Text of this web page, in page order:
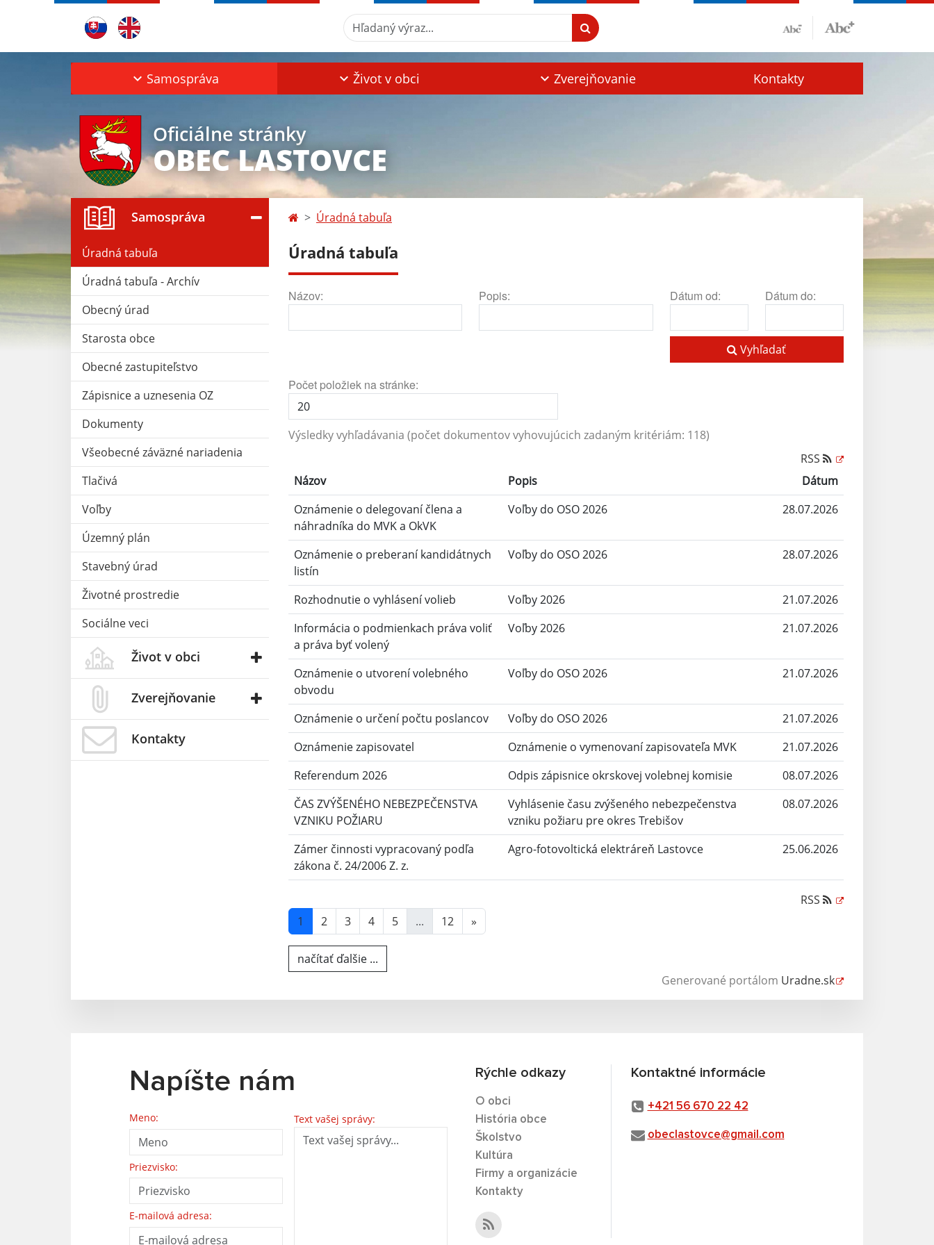
Hľadaný výraz...
Samospráva Život v obci Zverejňovanie Kontakty
Oficiálne stránky
OBEC LASTOVCE
Samospráva
Úradná tabuľa
Úradná tabuľa - Archív
Obecný úrad
Starosta obce
Obecné zastupiteľstvo
Zápisnice a uznesenia OZ
Dokumenty
Všeobecné záväzné nariadenia
Tlačivá
Voľby
Územný plán
Stavebný úrad
Životné prostredie
Sociálne veci
Život v obci
Zverejňovanie
Kontakty
Úradná tabuľa
Úradná tabuľa
Názov: Popis: Dátum od: Dátum do:
Vyhľadať
Počet položiek na stránke:
Výsledky vyhľadávania (počet dokumentov vyhovujúcich zadaným kritériám: 118)
RSS
Názov
Popis
Dátum
Oznámenie o delegovaní člena a
náhradníka do MVK a OkVK
Voľby do OSO 2026 28.07.2026
Oznámenie o preberaní kandidátnych
listín
Voľby do OSO 2026 28.07.2026
Rozhodnutie o vyhlásení volieb Voľby 2026
21.07.2026
Informácia o podmienkach práva voliť
a práva byť volený
Voľby 2026 21.07.2026
Oznámenie o utvorení volebného
obvodu
Voľby do OSO 2026 21.07.2026
Oznámenie o určení počtu poslancov Voľby do OSO 2026
21.07.2026
Oznámenie zapisovatel
Oznámenie o vymenovaní zapisovateľa MVK
21.07.2026
Referendum 2026
Odpis zápisnice okrskovej volebnej komisie
08.07.2026
ČAS ZVÝŠENÉHO NEBEZPEČENSTVA
VZNIKU POŽIARU
Vyhlásenie času zvýšeného nebezpečenstva
vzniku požiaru pre okres Trebišov
08.07.2026
Zámer činnosti vypracovaný podľa
zákona č. 24/2006 Z. z.
Agro-fotovoltická elektráreň Lastovce 25.06.2026
RSS
1
2 3 4 5 ... 12 »
načítať ďalšie ...
Generované portálom Uradne.sk
Napíšte nám
Meno:
Priezvisko:
E-mailová adresa:
Text vašej správy:
Rýchle odkazy
O obci
História obce
Školstvo
Kultúra
Firmy a organizácie
Kontakty
Kontaktné informácie
+421 56 670 22 42
obeclastovce@gmail.com